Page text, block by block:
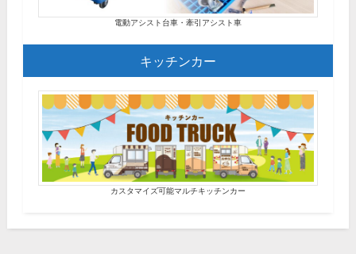
電動アシスト台車・牽引アシスト車
キッチンカー
カスタマイズ可能マルチキッチンカー